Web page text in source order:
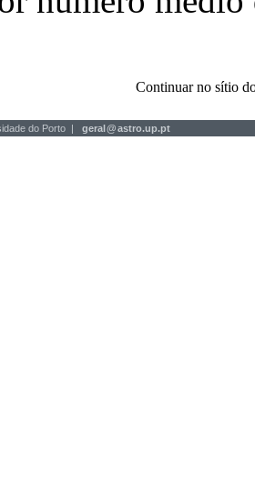
Continuar no sítio
do Porto | geral@astro.up.pt